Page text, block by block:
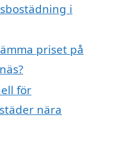
i
priset på
för
nära